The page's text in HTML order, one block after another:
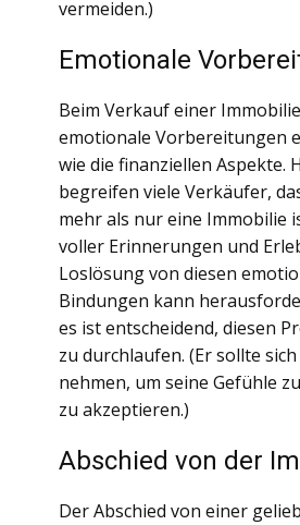
vermeiden.)
Emotionale
Beim Verkauf einer
emotionale Vorbereitungen
wie die finanziellen Aspekte.
begreifen viele Verkäufer,
mehr als nur eine Immobilie
voller Erinnerungen und
Loslösung von diesen
Bindungen kann
es ist entscheidend, diesen
zu durchlaufen. (Er sollte
nehmen, um seine Gefühle
zu akzeptieren.)
Abschied von der
Der Abschied von einer